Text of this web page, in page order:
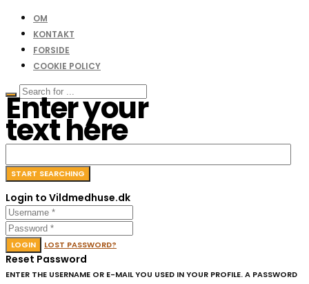
OM
KONTAKT
FORSIDE
COOKIE POLICY
Enter your
text here
Login to Vildmedhuse.dk
LOGIN LOST PASSWORD?
Reset Password
ENTER THE USERNAME OR E-MAIL YOU USED IN YOUR PROFILE. A PASSWORD